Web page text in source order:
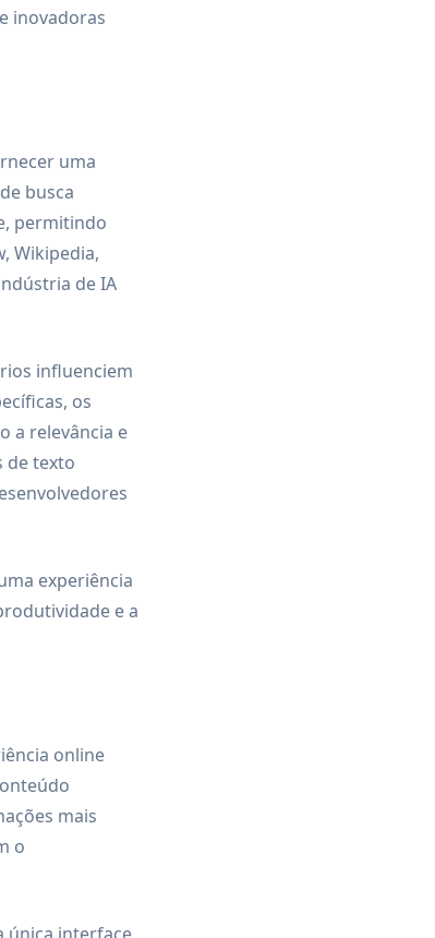
inovadoras
uma
busca
permitindo
Wikipedia,
de IA
influenciem
os
a relevância e
de texto
experiência
e a
online
mais
o
única interface